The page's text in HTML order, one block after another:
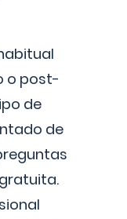
o post-
de
de